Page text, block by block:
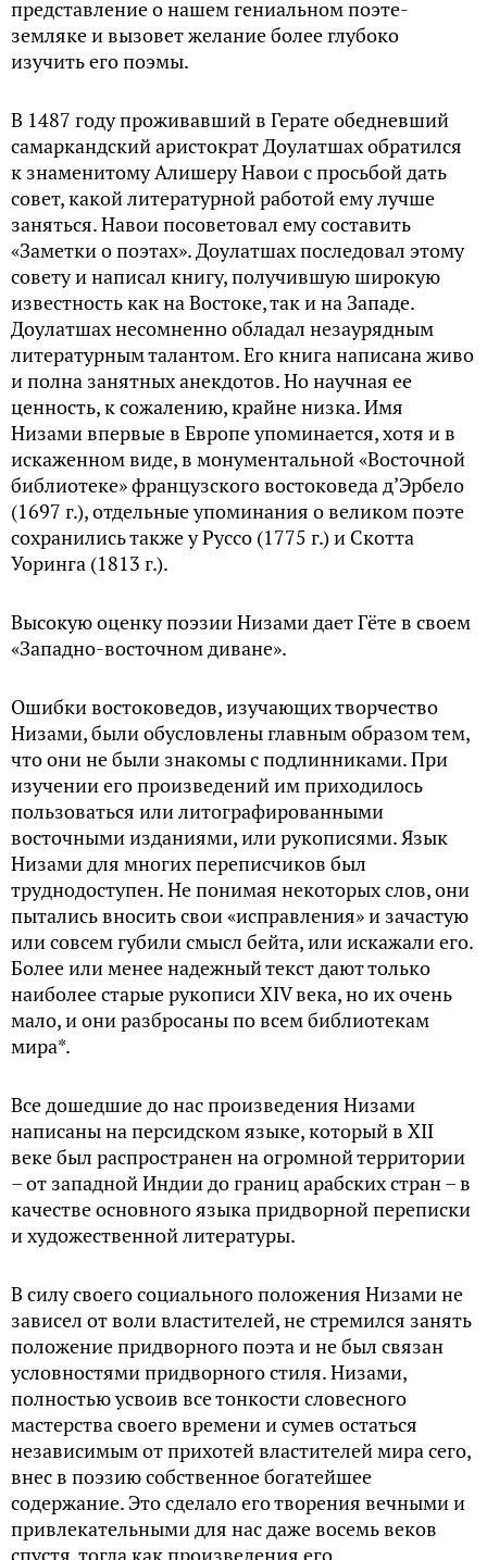
представление о нашем гениальном поэте-
земляке и вызовет желание более глубоко
изучить его поэмы.
В 1487 году проживавший в Герате обедневший
самаркандский аристократ Доулатшах обратился
к знаменитому Алишеру Навои с просьбой дать
совет, какой литературной работой ему лучше
заняться. Навои посоветовал ему составить
«Заметки о поэтах». Доулатшах последовал этому
совету и написал книгу, получившую широкую
известность как на Востоке, так и на Западе.
Доулатшах несомненно обладал незаурядным
литературным талантом. Его книга написана живо
и полна занятных анекдотов. Но научная ее
ценность, к сожалению, крайне низка. Имя
Низами впервые в Европе упоминается, хотя и в
искаженном виде, в монументальной «Восточной
библиотеке» французского востоковеда д’Эрбело
(1697 г.), отдельные упоминания о великом поэте
сохранились также у Руссо (1775 г.) и Скотта
Уоринга (1813 г.).
Высокую оценку поэзии Низами дает Гёте в своем
«Западно-восточном диване».
Ошибки востоковедов, изучающих творчество
Низами, были обусловлены главным образом тем,
что они не были знакомы с подлинниками. При
изучении его произведений им приходилось
пользоваться или литографированными
восточными изданиями, или рукописями. Язык
Низами для многих переписчиков был
труднодоступен. Не понимая некоторых слов, они
пытались вносить свои «исправления» и зачастую
или совсем губили смысл бейта, или искажали его.
Более или менее надежный текст дают только
наиболее старые рукописи XIV века, но их очень
мало, и они разбросаны по всем библиотекам
мира*.
Все дошедшие до нас произведения Низами
написаны на персидском языке, который в XII
веке был распространен на огромной территории
– от западной Индии до границ арабских стран – в
качестве основного языка придворной переписки
и художественной литературы.
В силу своего социального положения Низами не
зависел от воли властителей, не стремился занять
положение придворного поэта и не был связан
условностями придворного стиля. Низами,
полностью усвоив все тонкости словесного
мастерства своего времени и сумев остаться
независимым от прихотей властителей мира сего,
внес в поэзию собственное богатейшее
содержание. Это сделало его творения вечными и
привлекательными для нас даже восемь веков